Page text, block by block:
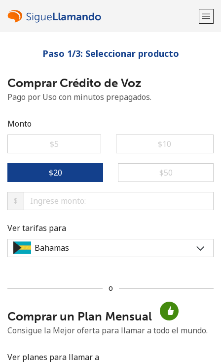
¡Bienvenido!
¿Ya tienes una cuenta?Inicia sesión →
No se ha creado una contraseña
Mínimo 8 caracteres
Una letra mayúscula y una minúscula
Un número
Paso 1/3: Seleccionar producto
Comprar Crédito de Voz
Pago por Uso con minutos prepagados.
Monto
⁦$5⁩
⁦$10⁩
⁦$20⁩ ⁦$50⁩
$
Ver tarifas para
o
Comprar un Plan Mensual
Consigue la Mejor oferta para llamar a todo el mundo.
Ver planes para llamar a